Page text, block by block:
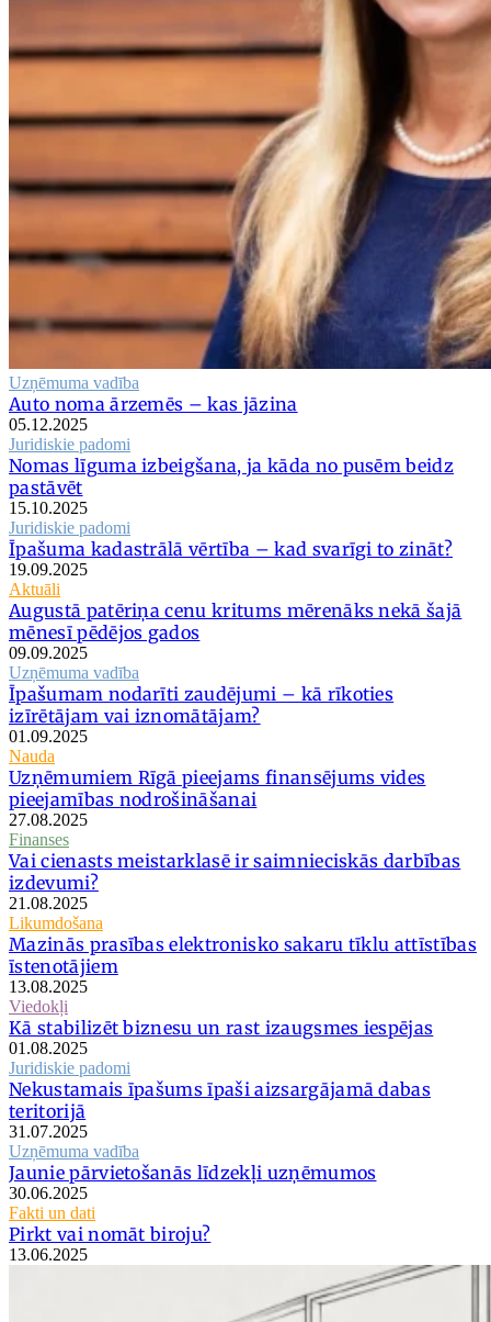
Uzņēmuma vadība
Auto noma ārzemēs – kas jāzina
05.12.2025
Juridiskie padomi
Nomas līguma izbeigšana, ja kāda no pusēm beidz
pastāvēt
15.10.2025
Juridiskie padomi
Īpašuma kadastrālā vērtība – kad svarīgi to zināt?
19.09.2025
Aktuāli
Augustā patēriņa cenu kritums mērenāks nekā šajā
mēnesī pēdējos gados
09.09.2025
Uzņēmuma vadība
Īpašumam nodarīti zaudējumi – kā rīkoties
izīrētājam vai iznomātājam?
01.09.2025
Nauda
Uzņēmumiem Rīgā pieejams finansējums vides
pieejamības nodrošināšanai
27.08.2025
Finanses
Vai cienasts meistarklasē ir saimnieciskās darbības
izdevumi?
21.08.2025
Likumdošana
Mazinās prasības elektronisko sakaru tīklu attīstības
īstenotājiem
13.08.2025
Viedokļi
Kā stabilizēt biznesu un rast izaugsmes iespējas
01.08.2025
Juridiskie padomi
Nekustamais īpašums īpaši aizsargājamā dabas
teritorijā
31.07.2025
Uzņēmuma vadība
Jaunie pārvietošanās līdzekļi uzņēmumos
30.06.2025
Fakti un dati
Pirkt vai nomāt biroju?
13.06.2025